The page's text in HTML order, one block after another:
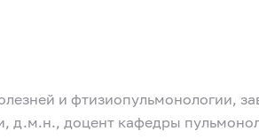
и фтизиопульмонологии,
д.м.н., доцент кафедры